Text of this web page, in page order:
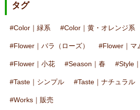
タグ
Color｜緑系 Color｜黄・オレンジ系
Flower｜バラ（ローズ） Flower｜マ
Flower｜小花 Season｜春 Style
Taste｜シンプル Taste｜ナチュラル
Works｜販売